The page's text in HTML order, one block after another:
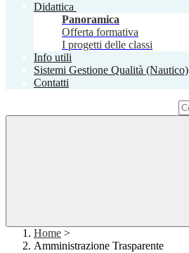
Didattica
Panoramica
Offerta formativa
I progetti delle classi
Info utili
Sistemi Gestione Qualità (Nautico)
Contatti
Home >
Amministrazione Trasparente